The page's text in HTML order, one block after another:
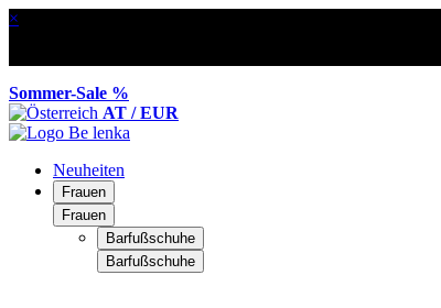
×
Sommer-Sale %
AT / EUR
Neuheiten
Frauen
Frauen
Barfußschuhe
Barfußschuhe